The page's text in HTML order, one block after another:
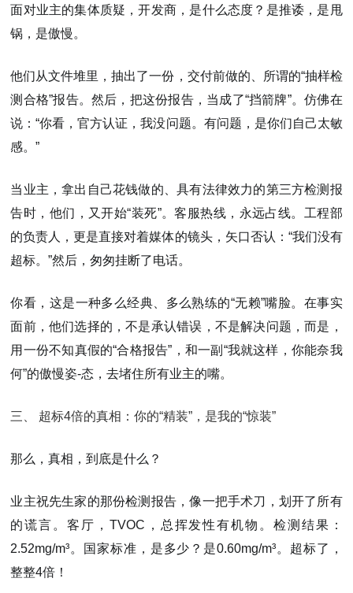
面对业主的集体质疑，开发商，是什么态度？是推诿，是甩
锅，是傲慢。
他们从文件堆里，抽出了一份，交付前做的、所谓的“抽样检
测合格”报告。然后，把这份报告，当成了“挡箭牌”。仿佛在
说：“你看，官方认证，我没问题。有问题，是你们自己太敏
感。”
当业主，拿出自己花钱做的、具有法律效力的第三方检测报
告时，他们，又开始“装死”。客服热线，永远占线。工程部
的负责人，更是直接对着媒体的镜头，矢口否认：“我们没有
超标。”然后，匆匆挂断了电话。
你看，这是一种多么经典、多么熟练的“无赖”嘴脸。在事实
面前，他们选择的，不是承认错误，不是解决问题，而是，
用一份不知真假的“合格报告”，和一副“我就这样，你能奈我
何”的傲慢姿-态，去堵住所有业主的嘴。
三、 超标4倍的真相：你的“精装”，是我的“惊装”
那么，真相，到底是什么？
业主祝先生家的那份检测报告，像一把手术刀，划开了所有
的谎言。客厅，TVOC，总挥发性有机物。检测结果：
2.52mg/m³。国家标准，是多少？是0.60mg/m³。 超标了，
整整4倍！